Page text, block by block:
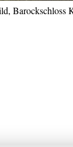
Barockschloss